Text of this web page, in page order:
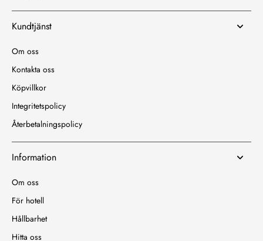
Kundtjänst
Om oss
Kontakta oss
Köpvillkor
Integritetspolicy
Återbetalningspolicy
Information
Om oss
För hotell
Hållbarhet
Hitta oss